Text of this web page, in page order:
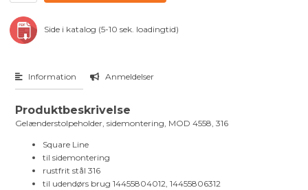
Side i katalog (5-10 sek. loadingtid)
Information Anmeldelser
Produktbeskrivelse
Gelænderstolpeholder, sidemontering, MOD 4558, 316
Square Line
til sidemontering
rustfrit stål 316
til udendørs brug 14455804012, 14455806312